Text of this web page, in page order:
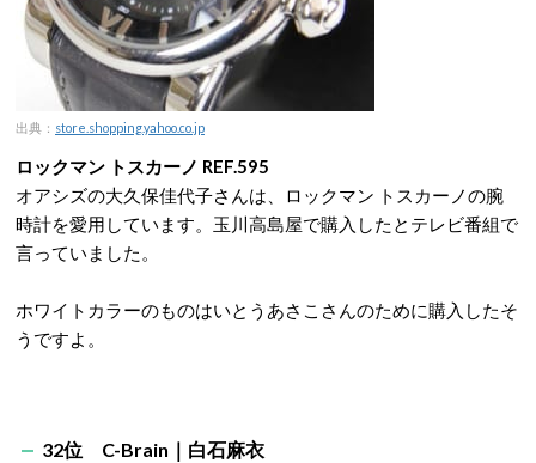
出典： store.shopping.yahoo.co.jp
ロックマン トスカーノ REF.595
オアシズの大久保佳代子さんは、ロックマン トスカーノの腕
時計を愛用しています。玉川高島屋で購入したとテレビ番組で
言っていました。
ホワイトカラーのものはいとうあさこさんのために購入したそ
うですよ。
32位 C-Brain｜白石麻衣